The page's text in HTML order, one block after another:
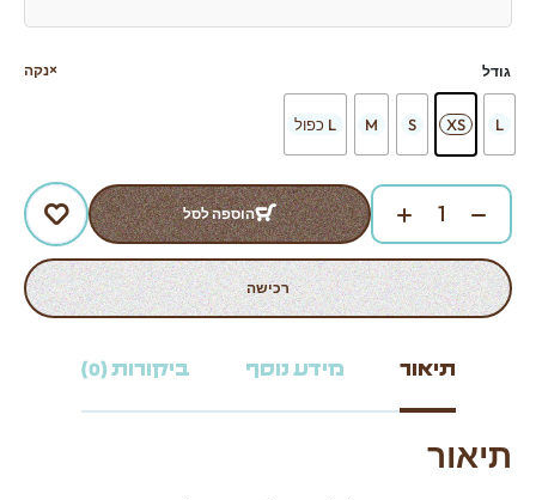
גודל
L
XS
S
M L כפול
נקה
הוספה לסל
רכישה
תיאור מידע נוסף ביקורות (0)
תיאור